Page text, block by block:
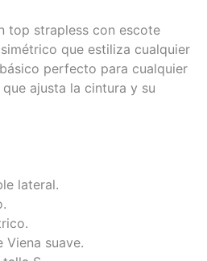
top strapless con escote
que estiliza cualquier
perfecto para cualquier
ajusta la cintura y su
lateral.
Viena suave.